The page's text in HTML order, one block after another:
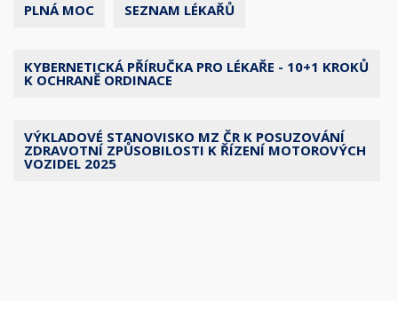
PLNÁ MOC SEZNAM LÉKAŘŮ
KYBERNETICKÁ PŘÍRUČKA PRO LÉKAŘE - 10+1 KROKŮ
K OCHRANĚ ORDINACE
VÝKLADOVÉ STANOVISKO MZ ČR K POSUZOVÁNÍ
ZDRAVOTNÍ ZPŮSOBILOSTI K ŘÍZENÍ MOTOROVÝCH
VOZIDEL 2025